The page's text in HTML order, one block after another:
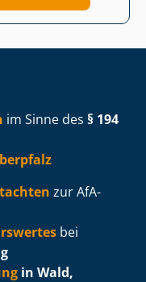
im Sinne des § 194
zur AfA-
bei
in Wald,